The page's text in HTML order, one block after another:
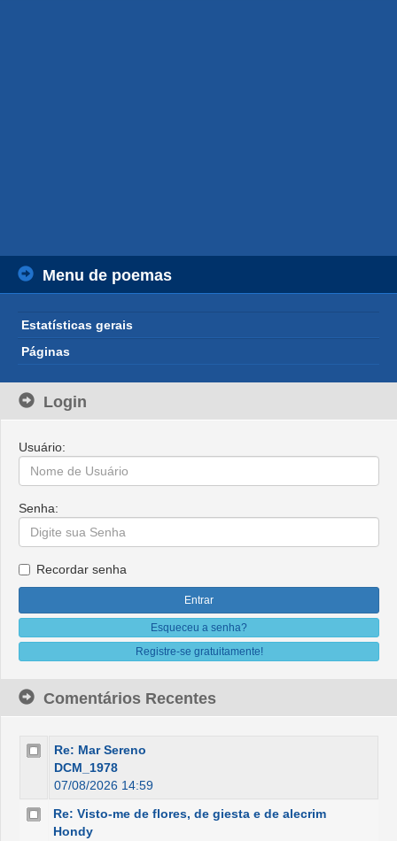
Menu de poemas
Estatísticas gerais
Páginas
Login
Usuário:
Senha:
Recordar senha
Esqueceu a senha?
Registre-se gratuitamente!
Comentários Recentes
Re: Mar Sereno
DCM_1978
07/08/2026 14:59
Re: Visto-me de flores, de giesta e de alecrim
Hondy